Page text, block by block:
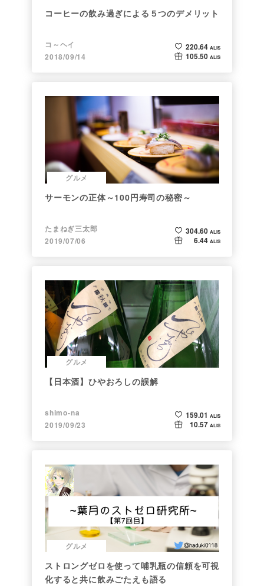
コーヒーの飲み過ぎによる５つのデメリット
コ～ヘイ
2018/09/14
220.64 ALIS
105.50 ALIS
グルメ
サーモンの正体～100円寿司の秘密～
たまねぎ三太郎
2019/07/06
304.60 ALIS
6.44 ALIS
グルメ
【日本酒】ひやおろしの誤解
shimo-na
2019/09/23
159.01 ALIS
10.57 ALIS
グルメ
ストロングゼロを使って哺乳瓶の信頼を可視
化すると共に飲みごたえも語る